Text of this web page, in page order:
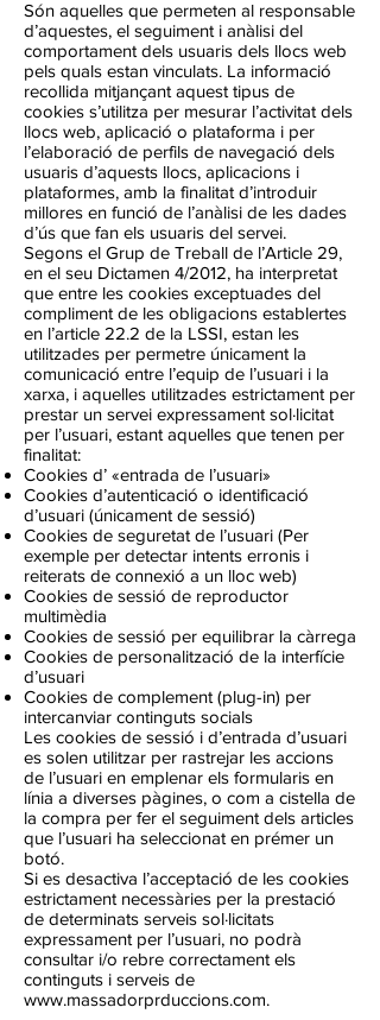
Són aquelles que permeten al responsable
d’aquestes, el seguiment i anàlisi del
comportament dels usuaris dels llocs web
pels quals estan vinculats. La informació
recollida mitjançant aquest tipus de
cookies s’utilitza per mesurar l’activitat dels
llocs web, aplicació o plataforma i per
l’elaboració de perfils de navegació dels
usuaris d’aquests llocs, aplicacions i
plataformes, amb la finalitat d’introduir
millores en funció de l’anàlisi de les dades
d’ús que fan els usuaris del servei.
Segons el Grup de Treball de l’Article 29,
en el seu Dictamen 4/2012, ha interpretat
que entre les cookies exceptuades del
compliment de les obligacions establertes
en l’article 22.2 de la LSSI, estan les
utilitzades per permetre únicament la
comunicació entre l’equip de l’usuari i la
xarxa, i aquelles utilitzades estrictament per
prestar un servei expressament sol·licitat
per l’usuari, estant aquelles que tenen per
finalitat:
Cookies d’ «entrada de l’usuari»
Cookies d’autenticació o identificació
d’usuari (únicament de sessió)
Cookies de seguretat de l’usuari (Per
exemple per detectar intents erronis i
reiterats de connexió a un lloc web)
Cookies de sessió de reproductor
multimèdia
Cookies de sessió per equilibrar la càrrega
Cookies de personalització de la interfície
d’usuari
Cookies de complement (plug-in) per
intercanviar continguts socials
Les cookies de sessió i d’entrada d’usuari
es solen utilitzar per rastrejar les accions
de l’usuari en emplenar els formularis en
línia a diverses pàgines, o com a cistella de
la compra per fer el seguiment dels articles
que l’usuari ha seleccionat en prémer un
botó.
Si es desactiva l’acceptació de les cookies
estrictament necessàries per la prestació
de determinats serveis sol·licitats
expressament per l’usuari, no podrà
consultar i/o rebre correctament els
continguts i serveis de
www.massadorprduccions.com.